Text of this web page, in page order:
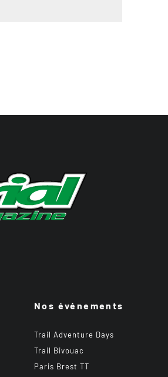
Nos événements
Trail Adventure Days
Trail Bivouac
Paris Brest TT